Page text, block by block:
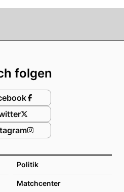
Politik
Matchcenter
folgen